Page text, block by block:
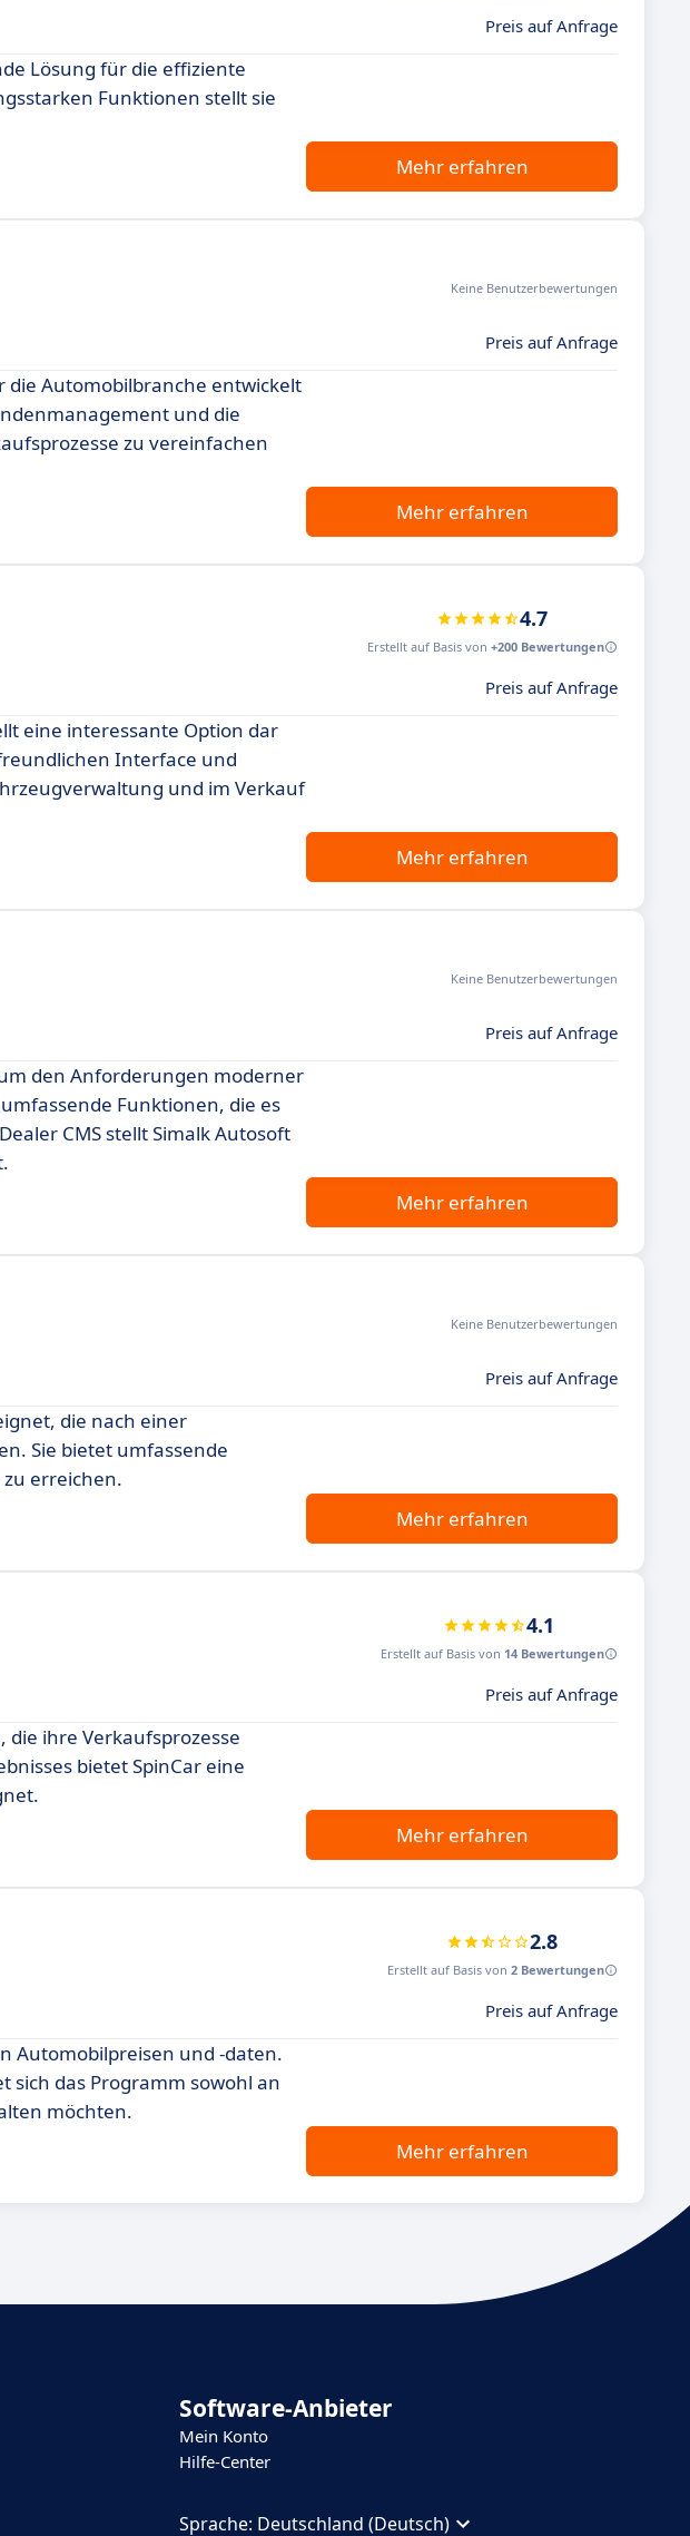
Preis auf Anfrage
Lösung für die effiziente
Funktionen stellt sie
Mehr erfahren
Keine Benutzerbewertungen
Preis auf Anfrage
die Automobilbranche entwickelt
und die
zu vereinfachen
Mehr erfahren
4.7
Erstellt auf Basis von +200 Bewertungen
Preis auf Anfrage
eine interessante Option dar
Interface und
und im Verkauf
Mehr erfahren
Keine Benutzerbewertungen
Preis auf Anfrage
den Anforderungen moderner
Funktionen, die es
CMS stellt Simalk Autosoft
Mehr erfahren
Keine Benutzerbewertungen
Preis auf Anfrage
die nach einer
Sie bietet umfassende
erreichen.
Mehr erfahren
4.1
Erstellt auf Basis von 14 Bewertungen
Preis auf Anfrage
ihre Verkaufsprozesse
bietet SpinCar eine
Mehr erfahren
2.8
Erstellt auf Basis von 2 Bewertungen
Preis auf Anfrage
Automobilpreisen und -daten.
das Programm sowohl an
möchten.
Mehr erfahren
Software-Anbieter
Mein Konto
Hilfe-Center
Sprache: Deutschland (Deutsch)